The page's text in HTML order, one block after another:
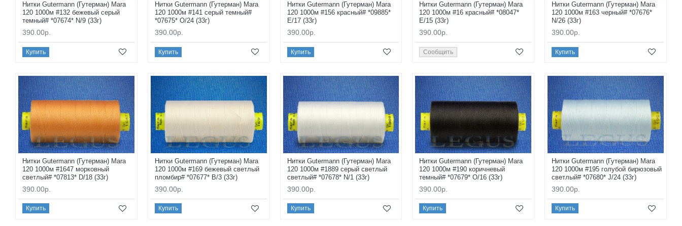
Нитки Gutermann (Гутерман) Mara
120 1000м #132 бежевый серый
темный# *07674* N/9 (33г)
390.00р.
Купить
Нитки Gutermann (Гутерман) Mara
120 1000м #141 серый темный#
*07675* O/24 (33г)
390.00р.
Купить
Нитки Gutermann (Гутерман) Mara
120 1000м #156 красный# *09885*
E/17 (33г)
390.00р.
Купить
Нитки Gutermann (Гутерман) Mara
120 1000м #16 красный# *08047*
E/15 (33г)
390.00р.
Сообщить
Нитки Gutermann (Гутерман) Mara
120 1000м #163 черный# *07676*
N/26 (33г)
390.00р.
Купить
Нитки Gutermann (Гутерман) Mara
120 1000м #1647 морковный
светлый# *07813* D/18 (33г)
390.00р.
Купить
Нитки Gutermann (Гутерман) Mara
120 1000м #169 бежевый светлый
пломбир# *07677* B/3 (33г)
390.00р.
Купить
Нитки Gutermann (Гутерман) Mara
120 1000м #1889 серый светлый
светлый# *07678* N/1 (33г)
390.00р.
Купить
Нитки Gutermann (Гутерман) Mara
120 1000м #190 коричневый
темный# *07679* O/16 (33г)
390.00р.
Купить
Нитки Gutermann (Гутерман) Mara
120 1000м #195 голубой бирюзовый
светлый# *07680* J/24 (33г)
390.00р.
Купить